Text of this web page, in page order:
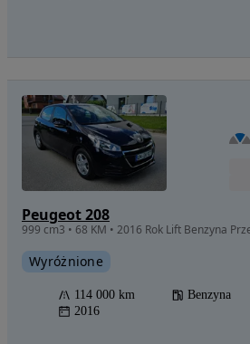
Peugeot 208
Wyróżnione
114 000 km Benzyna
2016